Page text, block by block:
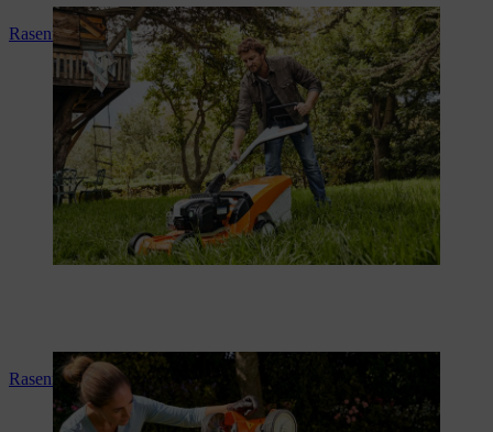
Rasenmäher starten
Rasenmäher reinigen